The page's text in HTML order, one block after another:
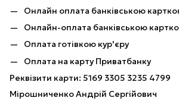
Онлайн оплата банківською
Онлайн-оплата банківською
Оплата готівкою кур'єру
Оплата на карту Приватбанку
Реквізити карти: 5169 3305 3235 4799
Мірошниченко Андрій Сергійович